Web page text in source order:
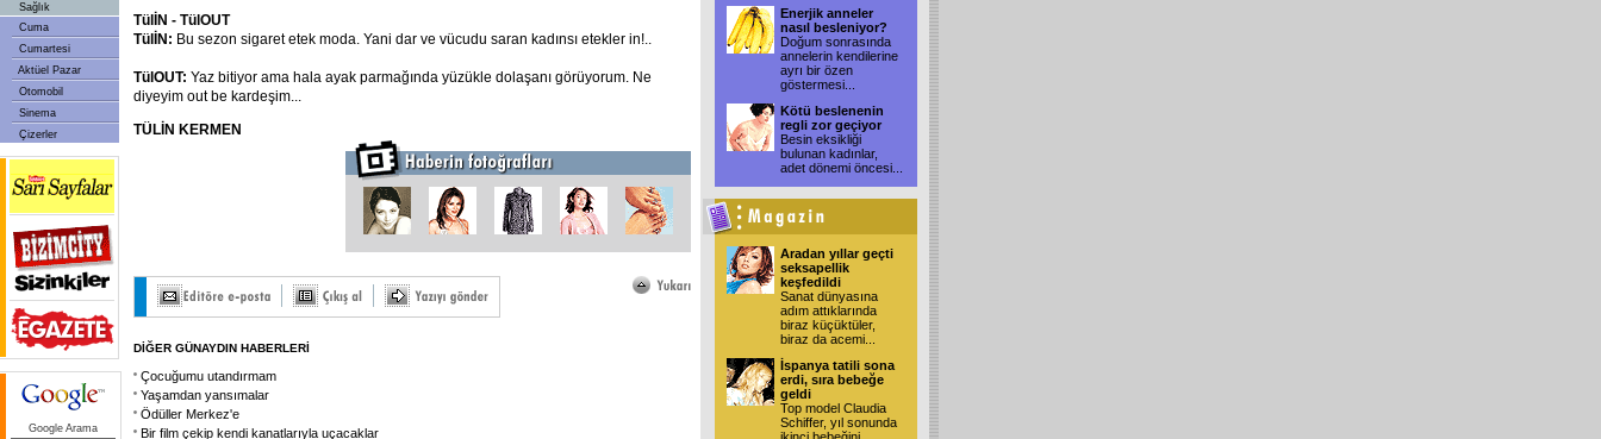
Sağlık
Cuma
Cumartesi
Aktüel Pazar
Otomobil
Sinema
Çizerler
Google Arama
TülİN - TülOUT
TülİN: Bu sezon sigaret etek moda. Yani dar ve vücudu saran kadınsı etekler in!..
TülOUT: Yaz bitiyor ama hala ayak parmağında yüzükle dolaşanı görüyorum. Ne
diyeyim out be kardeşim...
TÜLİN KERMEN
DİĞER GÜNAYDIN HABERLERİ
Çocuğumu utandırmam
Yaşamdan yansımalar
Ödüller Merkez'e
Bir film çekip kendi kanatlarıyla uçacaklar
Enerjik anneler
nasıl besleniyor?
Doğum sonrasında
annelerin kendilerine
ayrı bir özen
göstermesi
Kötü beslenenin
regli zor geçiyor
Besin eksikliği
bulunan kadınlar,
adet dönemi öncesi
Aradan yıllar geçti
seksapellik
keşfedildi
Sanat dünyasına
adım attıklarında
biraz küçüktüler,
biraz da acemi...
İspanya tatili sona
erdi, sıra bebeğe
geldi
Top model Claudia
Schiffer, yıl sonunda